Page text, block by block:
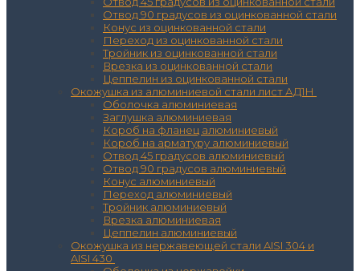
Отвод 90 градусов из оцинкованной стали
Конус из оцинкованной стали
Переход из оцинкованной стали
Тройник из оцинкованной стали
Врезка из оцинкованной стали
Цеппелин из оцинкованной стали
Окожушка из алюминиевой стали лист АД1Н
Оболочка алюминиевая
Заглушка алюминиевая
Короб на фланец алюминиевый
Короб на арматуру алюминиевый
Отвод 45 градусов алюминиевый
Отвод 90 градусов алюминиевый
Конус алюминиевый
Переход алюминиевый
Тройник алюминиевый
Врезка алюминиевая
Цеппелин алюминиевый
Окожушка из нержавеющей стали AISI 304 и
AISI 430